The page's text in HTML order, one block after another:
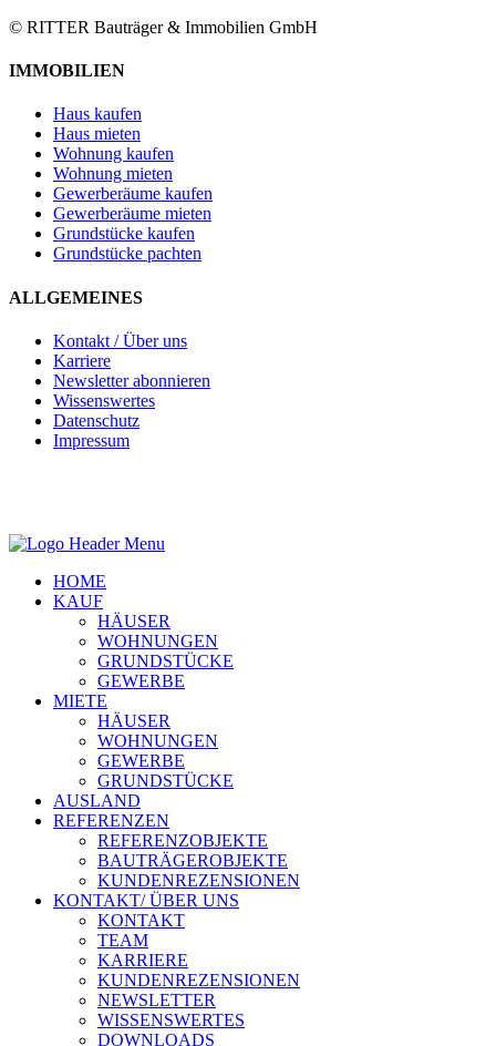
© RITTER Bauträger & Immobilien GmbH
IMMOBILIEN
Haus kaufen
Haus mieten
Wohnung kaufen
Wohnung mieten
Gewerberäume kaufen
Gewerberäume mieten
Grundstücke kaufen
Grundstücke pachten
ALLGEMEINES
Kontakt / Über uns
Karriere
Newsletter abonnieren
Wissenswertes
Datenschutz
Impressum
HOME
KAUF
HÄUSER
WOHNUNGEN
GRUNDSTÜCKE
GEWERBE
MIETE
HÄUSER
WOHNUNGEN
GEWERBE
GRUNDSTÜCKE
AUSLAND
REFERENZEN
REFERENZOBJEKTE
BAUTRÄGEROBJEKTE
KUNDENREZENSIONEN
KONTAKT/ ÜBER UNS
KONTAKT
TEAM
KARRIERE
KUNDENREZENSIONEN
NEWSLETTER
WISSENSWERTES
DOWNLOADS